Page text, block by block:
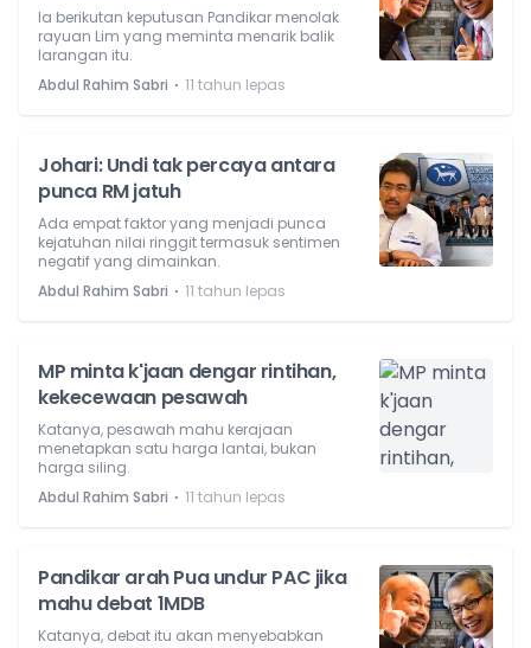
Ia berikutan keputusan Pandikar menolak
rayuan Lim yang meminta menarik balik
larangan itu.
Abdul Rahim Sabri ⋅ 11 tahun lepas
Johari: Undi tak percaya antara
punca RM jatuh
Ada empat faktor yang menjadi punca
kejatuhan nilai ringgit termasuk sentimen
negatif yang dimainkan.
Abdul Rahim Sabri ⋅ 11 tahun lepas
MP minta k'jaan dengar rintihan,
kekecewaan pesawah
Katanya, pesawah mahu kerajaan
menetapkan satu harga lantai, bukan
harga siling.
Abdul Rahim Sabri ⋅ 11 tahun lepas
Pandikar arah Pua undur PAC jika
mahu debat 1MDB
Katanya, debat itu akan menyebabkan